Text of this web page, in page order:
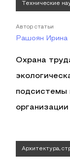
Технические
Автор статьи
Рашоян Ирина
Охрана
подсистемы
организации
Архитектура,